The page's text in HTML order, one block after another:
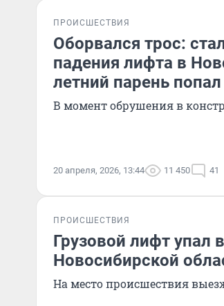
ПРОИСШЕСТВИЯ
Оборвался трос:
падения лифта в
летний парень
В момент обрушения в
20 апреля, 2026, 13:44 11 450 41
ПРОИСШЕСТВИЯ
Грузовой лифт упал
Новосибирской
На место происшествия